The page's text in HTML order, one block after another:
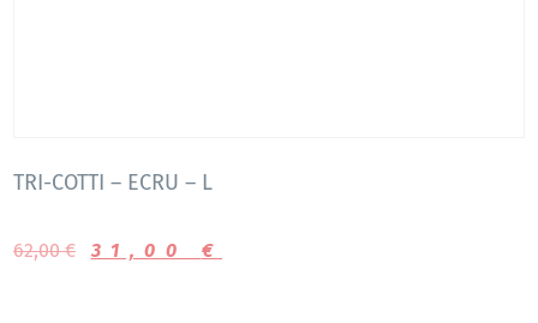
TRI-COTTI – ECRU – L
62,00€ 31,00 €